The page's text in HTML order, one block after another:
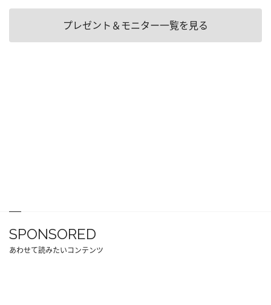
プレゼント＆モニター一覧を見る
SPONSORED
あわせて読みたいコンテンツ